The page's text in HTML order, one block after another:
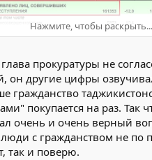
Нажмите, чтобы раскрыть...
прокуратуры не
он другие цифры
гражданство
покупается на раз. Так
очень и очень верный
люди с гражданством не по
так и поверю.